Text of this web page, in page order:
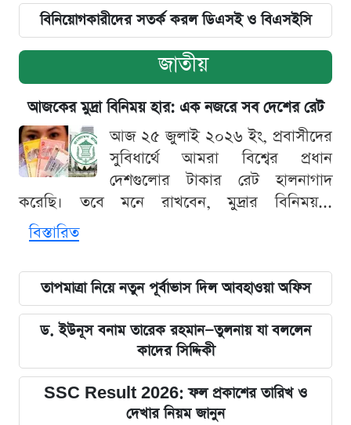
বিনিয়োগকারীদের সতর্ক করল ডিএসই ও বিএসইসি
জাতীয়
আজকের মুদ্রা বিনিময় হার: এক নজরে সব দেশের রেট
আজ ২৫ জুলাই ২০২৬ ইং, প্রবাসীদের
সুবিধার্থে আমরা বিশ্বের প্রধান
দেশগুলোর টাকার রেট হালনাগাদ
করেছি। তবে মনে রাখবেন, মুদ্রার বিনিময়...
বিস্তারিত
তাপমাত্রা নিয়ে নতুন পূর্বাভাস দিল আবহাওয়া অফিস
ড. ইউনূস বনাম তারেক রহমান—তুলনায় যা বললেন
কাদের সিদ্দিকী
SSC Result 2026: ফল প্রকাশের তারিখ ও
দেখার নিয়ম জানুন